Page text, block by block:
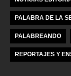
PALABRA DE LA
PALABREANDO
REPORTAJES Y